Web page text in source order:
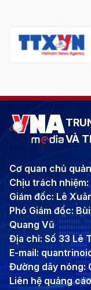
VÀ
Cơ quan chủ
Chịu trách nhiệm:
Giám đốc: Lê
Phó Giám đốc:
Quang Vũ
Địa chỉ: Số 33 Lê
E-mail:
Đường dây nóng:
Liên hệ quảng cáo